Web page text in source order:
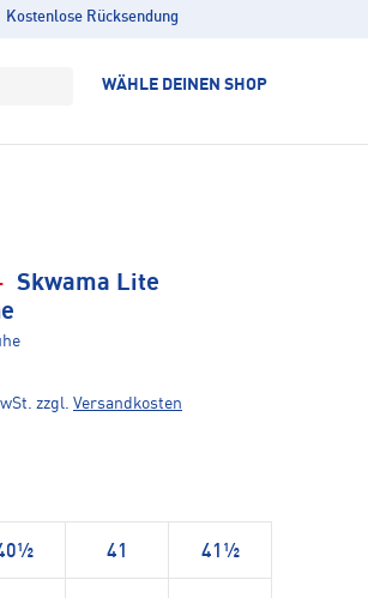
Kostenlose Rücksendung
WÄHLE DEINEN SHOP
· Skwama Lite
zzgl. Versandkosten
41 41½